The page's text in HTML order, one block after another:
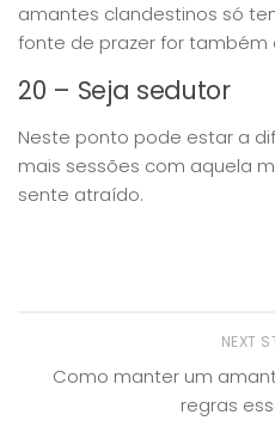
amantes clandestinos só
fonte de prazer for também
20 – Seja sedutor
Neste ponto pode estar a
mais sessões com aquela
sente atraído.
NEXT
Como manter um
regras